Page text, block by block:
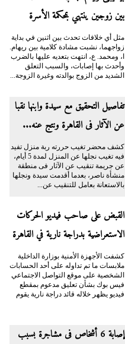
بين زوجين ينتهي بمحكمة الأسرة
مثل أي خلافات تحدث بين اثنين في بداية
زواجهما، نشبت مشادة كلامية بين ريهام.
ا، ومحمد. ع، انتهت بتعديه عليها بالضرب
وأحدث بها إصابات، والسبب التعلق
الشديد من الزوج بوالدته وغيرة الزوجة...
تفاصيل التحقيق مع سيدة وابنها نقبا
عن الآثار فى القاهرة ونتج عنه...
كشف محضر تغيب حررته ربة منزل تفيد
فيه تغيب نجلها عن المنزل لمدة 5 أيام،
عن جريمة تنقيب عن الآثار فى منطقة
منشأة ناصر، بعدما أقدمت سيدة ونجلها
بالاستعانة بعامل للتنقيب عن...
القبض على صاحب فيديو الحركات
الاستعراضية بدراجة نارية في القاهرة
كشفت الأجهزة الأمنية بوزارة الداخلية
ملابسات ما تم تداوله على أحد الحسابات
الشخصية على موقع التواصل الاجتماعي
فيس بوك بشأن تعليق مدعوم بمقطع
فيديو يظهر خلاله قائد دراجة نارية يقوم
إصابة 6 أشخاص فى مشاجرة بسبب